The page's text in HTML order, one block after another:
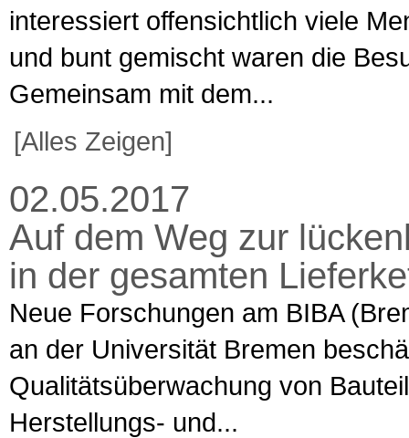
interessiert offensichtlich viele
und bunt gemischt waren die
Gemeinsam mit dem...
[Alles Zeigen]
02.05.2017
Auf dem Weg zur
in der gesamten
Neue Forschungen am BIBA
an der Universität Bremen
Qualitätsüberwachung von
Herstellungs- und...